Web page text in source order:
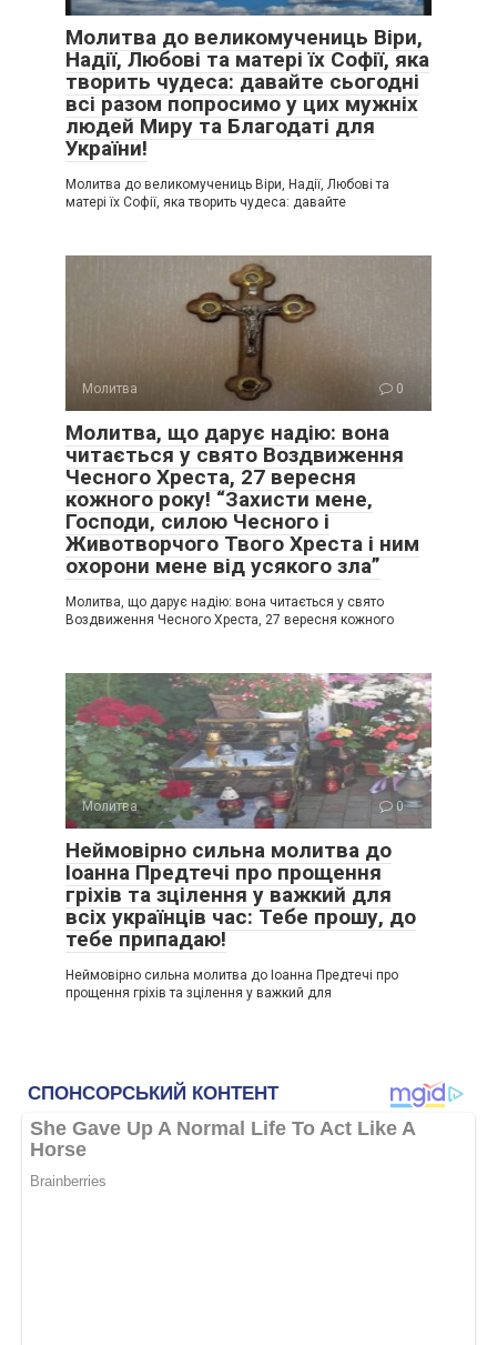
Молитва до великомучениць Віри,
Надії, Любові та матері їх Софії, яка
творить чудеса: давайте сьогодні
всі разом попросимо у цих мужніх
людей Миру та Благодаті для
України!
Молитва до великомучениць Віри, Надії, Любові та
матері їх Софії, яка творить чудеса: давайте
Молитва 0
Молитва, що дарує надію: вона
читається у свято Воздвиження
Чесного Хреста, 27 вересня
кожного року! “Захисти мене‚
Господи‚ силою Чесного і
Животворчого Твого Хреста і ним
охорони мене від усякого зла”
Молитва, що дарує надію: вона читається у свято
Воздвиження Чесного Хреста, 27 вересня кожного
Молитва 0
Неймовірно сильна молитва до
Іоанна Предтечі про прощення
гріхів та зцілення у важкий для
всіх українців час: Тебе прошу, до
тебе припадаю!
Неймовірно сильна молитва до Іоанна Предтечі про
прощення гріхів та зцілення у важкий для